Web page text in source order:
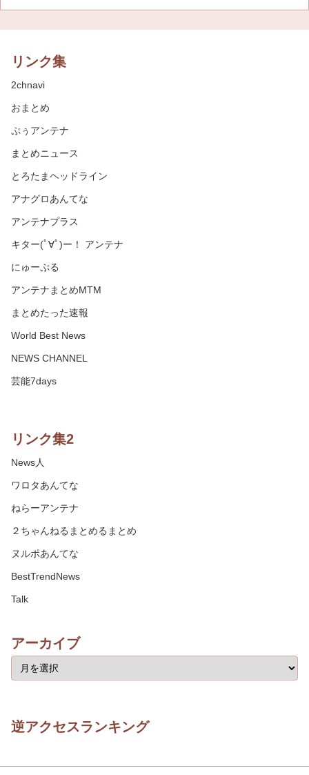
リンク集
2chnavi
おまとめ
ぷぅアンテナ
まとめニュース
とろたまヘッドライン
アナグロあんてな
アンテナプラス
キター(ﾟ∀ﾟ)ー！ アンテナ
にゅーぷる
アンテナまとめMTM
まとめたった速報
World Best News
NEWS CHANNEL
芸能7days
リンク集2
News人
ワロタあんてな
ねらーアンテナ
２ちゃんねるまとめるまとめ
ヌルポあんてな
BestTrendNews
Talk
アーカイブ
逆アクセスランキング